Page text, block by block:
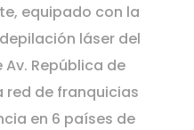
equipado con la
láser del
República de
red de franquicias
en 6 países de